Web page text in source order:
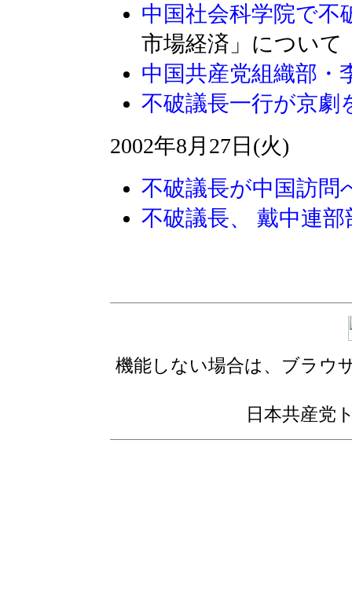
中国社会科学院で不
市場経済」について
中国共産党組織部・
不破議長一行が京劇
2002年8月27日(火)
不破議長が中国訪問
不破議長、 戴中連
機能しない場合は、ブラウ
日本共産党